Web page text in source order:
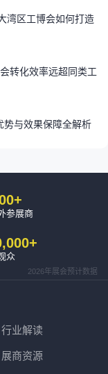
湾区工博会如何打造
转化效率远超同类工
势与效果保障全解析
+
参展商
+
众
2026年展会预计数据
行业解读
展商资源